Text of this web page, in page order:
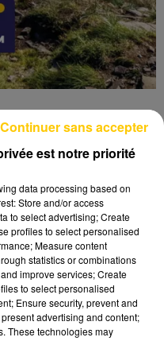
25 À 12H00
est notre priorité
data processing based on
Store and/or access
to select advertising; Create
profiles to select personalised
Measure content
statistics or combinations
improve services; Create
to select personalised
Ensure security, prevent and
advertising and content;
These technologies may
Continuer sans accepter